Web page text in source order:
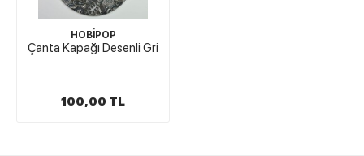
HOBİPOP
Çanta Kapağı Desenli Gri
100,00 TL